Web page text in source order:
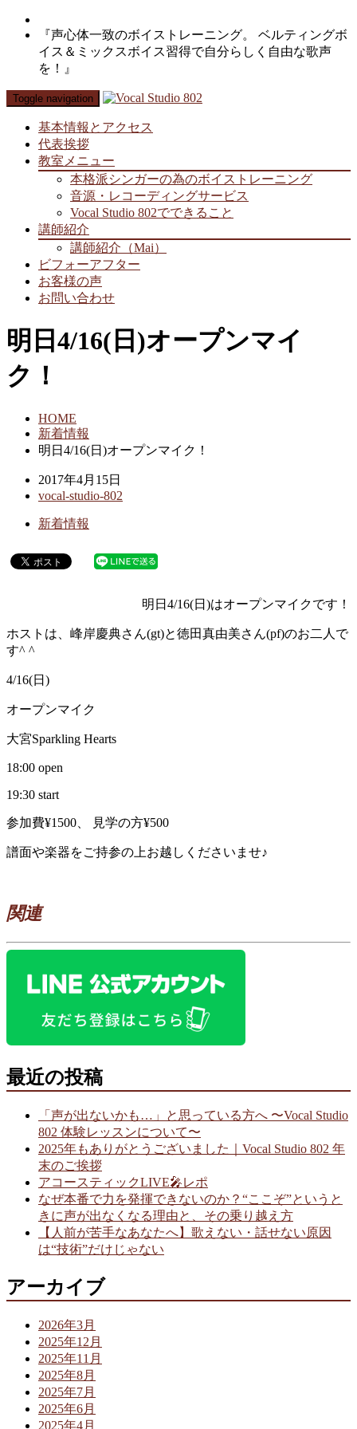
『声心体一致のボイストレーニング。 ベルティングボ
イス＆ミックスボイス習得で自分らしく自由な歌声
を！』
Toggle navigation
基本情報とアクセス
代表挨拶
教室メニュー
本格派シンガーの為のボイストレーニング
音源・レコーディングサービス
Vocal Studio 802でできること
講師紹介
講師紹介（Mai）
ビフォーアフター
お客様の声
お問い合わせ
明日4/16(日)オープンマイ
ク！
HOME
新着情報
明日4/16(日)オープンマイク！
2017年4月15日
vocal-studio-802
新着情報
明日4/16(日)はオープンマイクです！
ホストは、峰岸慶典さん(gt)と徳田真由美さん(pf)のお二人で
す^ ^
4/16(日)
オープンマイク
大宮Sparkling Hearts
18:00 open
19:30 start
参加費¥1500、 見学の方¥500
譜面や楽器をご持参の上お越しくださいませ♪
関連
最近の投稿
「声が出ないかも…」と思っている方へ 〜Vocal Studio
802 体験レッスンについて〜
2025年もありがとうございました｜Vocal Studio 802 年
末のご挨拶
アコースティックLIVE🎤レポ
なぜ本番で力を発揮できないのか？“ここぞ”というと
きに声が出なくなる理由と、その乗り越え方
【人前が苦手なあなたへ】歌えない・話せない原因
は“技術”だけじゃない
アーカイブ
2026年3月
2025年12月
2025年11月
2025年8月
2025年7月
2025年6月
2025年4月